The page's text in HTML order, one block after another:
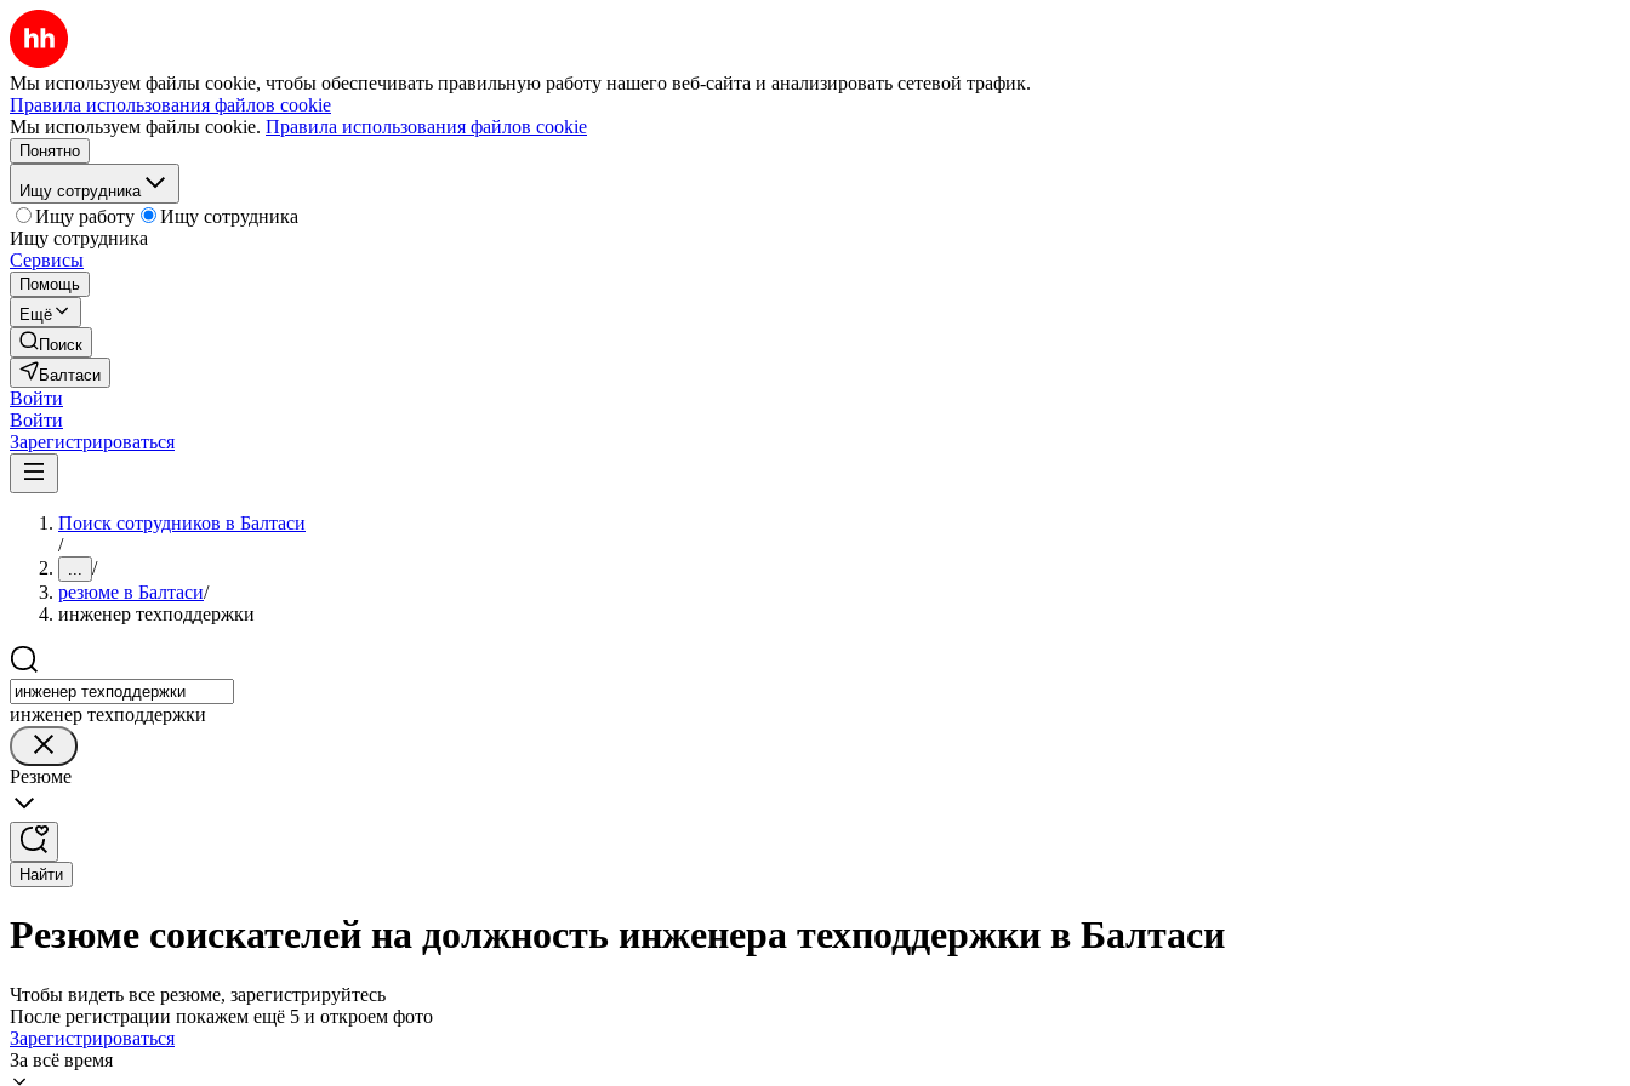
Мы используем файлы cookie, чтобы обеспечивать правильную работу нашего веб-сайта и анализировать сетевой трафик.
Правила использования файлов cookie
Мы используем файлы cookie. Правила использования файлов cookie
Понятно
Ищу сотрудника
Ищу работу
Ищу сотрудника
Ищу сотрудника
Сервисы
Помощь
Ещё
Поиск
Балтаси
Войти
Войти
Зарегистрироваться
Поиск сотрудников в Балтаси
/
... /
резюме в Балтаси/
инженер техподдержки
инженер техподдержки
Резюме
Найти
Резюме соискателей на должность инженера техподдержки в Балтаси
Чтобы видеть все резюме, зарегистрируйтесь
После регистрации покажем ещё 5 и откроем фото
Зарегистрироваться
За всё время